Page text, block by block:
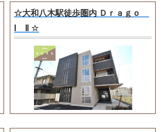
☆大和八木駅徒歩圏内 Ｄｒａｇｏ
Ⅰ Ⅱ ☆